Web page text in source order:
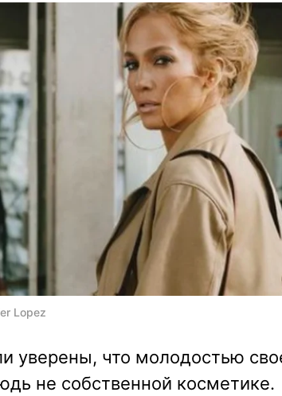
Lopez
уверены, что молодостью
не собственной косметике.